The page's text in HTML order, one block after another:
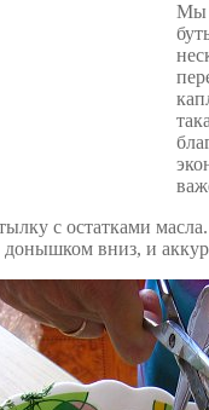
Мы
с остатками
вниз, и